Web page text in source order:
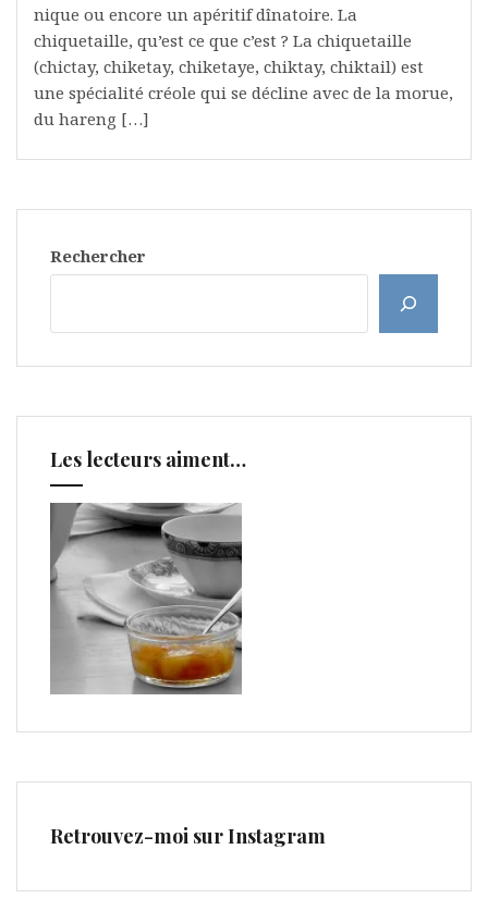
nique ou encore un apéritif dînatoire. La
chiquetaille, qu’est ce que c’est ? La chiquetaille
(chictay, chiketay, chiketaye, chiktay, chiktail) est
une spécialité créole qui se décline avec de la morue,
du hareng […]
Rechercher
Les lecteurs aiment…
Retrouvez-moi sur Instagram